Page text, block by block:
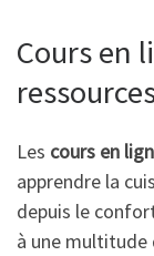
Cours en
Les cours en
apprendre la
depuis le
à une multitude